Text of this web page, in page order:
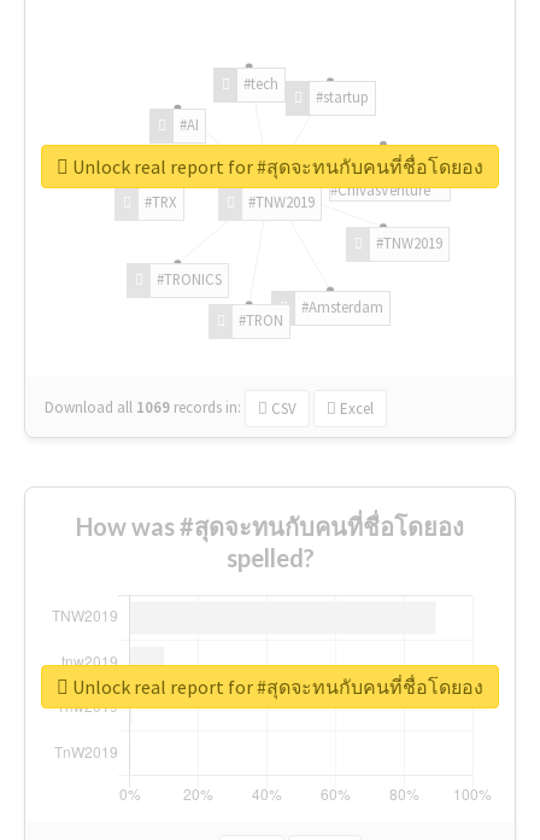
#TNW2019
#TNW2019
#Amsterdam
#TRON
#TRONICS
#TRX
#AI
#tech
#startup
#ChivasVenture
Download all 1069 records in: CSV Excel
Unlock real report for #สุดจะทนกับคนที่ชื่อโดยอง
How was #สุดจะทนกับคนที่ชื่อโดยอง
spelled?
Unlock real report for #สุดจะทนกับคนที่ชื่อโดยอง